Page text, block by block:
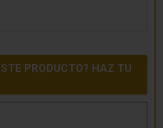
PRODUCTO? HAZ TU